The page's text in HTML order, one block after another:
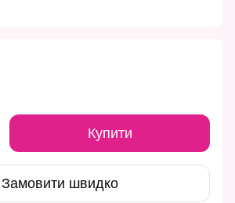
Купити
Замовити швидко